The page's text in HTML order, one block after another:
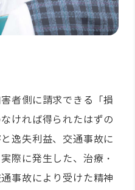
者側に請求できる「損
ければ得られたはずの
逸失利益、交通事故に
際に発生した、治療・
事故により受けた精神